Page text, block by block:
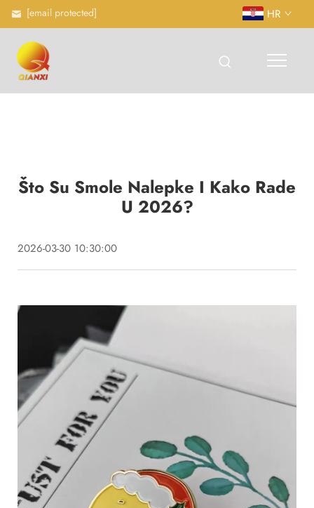
[email protected] HR
Što Su Smole Nalepke I Kako Rade
U 2026?
2026-03-30 10:30:00